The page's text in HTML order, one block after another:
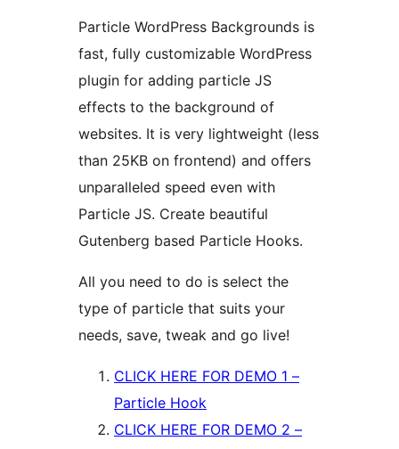
Particle WordPress Backgrounds is
fast, fully customizable WordPress
plugin for adding particle JS
effects to the background of
websites. It is very lightweight (less
than 25KB on frontend) and offers
unparalleled speed even with
Particle JS. Create beautiful
Gutenberg based Particle Hooks.
All you need to do is select the
type of particle that suits your
needs, save, tweak and go live!
CLICK HERE FOR DEMO 1 –
Particle Hook
CLICK HERE FOR DEMO 2 –